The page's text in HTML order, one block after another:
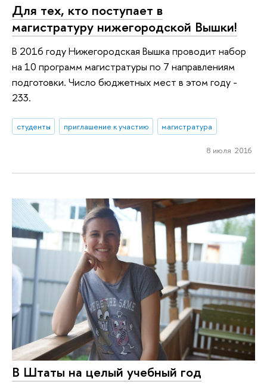
Для тех, кто поступает в
магистратуру нижегородской Вышки!
В 2016 году Нижегородская Вышка проводит набор
на 10 программ магистратуры по 7 направлениям
подготовки. Число бюджетных мест в этом году -
233.
студенты приглашение к участию магистратура
8 июля 2016
В Штаты на целый учебный год